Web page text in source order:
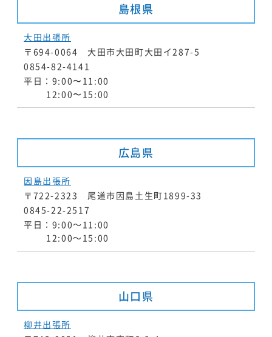
島根県
大田出張所
〒694-0064 大田市大田町大田イ287-5
0854-82-4141
平日：9:00〜11:00
12:00〜15:00
広島県
因島出張所
〒722-2323 尾道市因島土生町1899-33
0845-22-2517
平日：9:00～11:00
12:00～15:00
山口県
柳井出張所